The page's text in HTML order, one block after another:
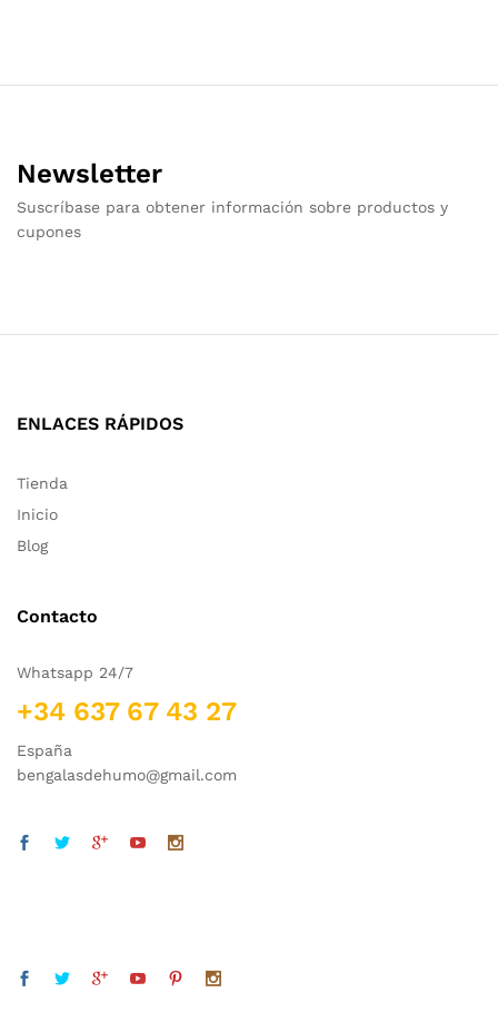
Newsletter
Suscríbase para obtener información sobre productos y
cupones
ENLACES RÁPIDOS
Tienda
Inicio
Blog
Contacto
Whatsapp 24/7
+34 637 67 43 27
España
bengalasdehumo@gmail.com